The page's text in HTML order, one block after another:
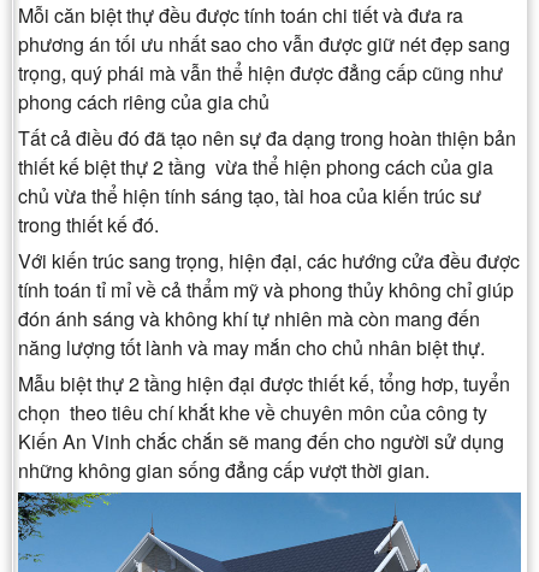
Mỗi căn biệt thự đều được tính toán chi tiết và đưa ra
phương án tối ưu nhất sao cho vẫn được giữ nét đẹp sang
trọng, quý phái mà vẫn thể hiện được đẳng cấp cũng như
phong cách riêng của gia chủ
Tất cả điều đó đã tạo nên sự đa dạng trong hoàn thiện bản
thiết kế biệt thự 2 tầng vừa thể hiện phong cách của gia
chủ vừa thể hiện tính sáng tạo, tài hoa của kiến trúc sư
trong thiết kế đó.
Với kiến trúc sang trọng, hiện đại, các hướng cửa đều được
tính toán tỉ mỉ về cả thẩm mỹ và phong thủy không chỉ giúp
đón ánh sáng và không khí tự nhiên mà còn mang đến
năng lượng tốt lành và may mắn cho chủ nhân biệt thự.
Mẫu biệt thự 2 tầng hiện đại được thiết kế, tổng hơp, tuyển
chọn theo tiêu chí khắt khe về chuyên môn của công ty
Kiến An Vinh chắc chắn sẽ mang đến cho người sử dụng
những không gian sống đẳng cấp vượt thời gian.